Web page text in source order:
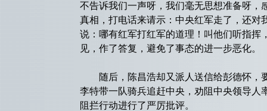
不告诉我们一声呀，我们毫无思想准备呀，
真相，打电话来请示：中央红军走了，还对
说：哪有红军打红军的道理！叫他们听指挥
见，作了答复，避免了事态的进一步恶化。
随后，陈昌浩却又派人送信给彭德怀，
李特带一队骑兵追赶中央，劝阻中央领导人
阻拦行动进行了严厉批评。